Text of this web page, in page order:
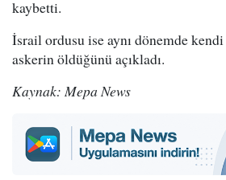
kaybetti.
İsrail ordusu ise aynı dönemde kendi
askerin öldüğünü açıkladı.
Kaynak: Mepa News